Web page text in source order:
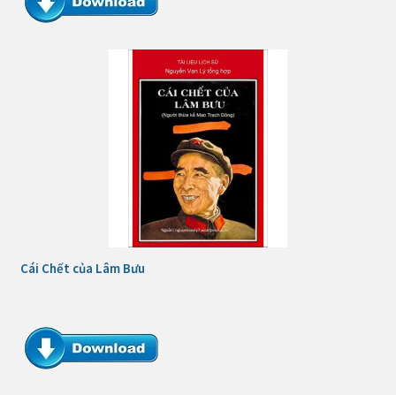
Cái Chết của Lâm Bưu